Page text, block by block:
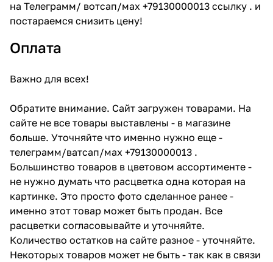
на Телеграмм/ вотсап/мах +79130000013 ссылку . и
постараемся снизить цену!
Оплата
Важно для всех!
Обратите внимание. Сайт загружен товарами. На
сайте не все товары выставлены - в магазине
больше. Уточняйте что именно нужно еще -
телеграмм/ватсап/мах +79130000013 .
Большинство товаров в цветовом ассортименте -
не нужно думать что расцветка одна которая на
картинке. Это просто фото сделанное ранее -
именно этот товар может быть продан. Все
расцветки согласовывайте и уточняйте.
Количество остатков на сайте разное - уточняйте.
Некоторых товаров может не быть - так как в связи